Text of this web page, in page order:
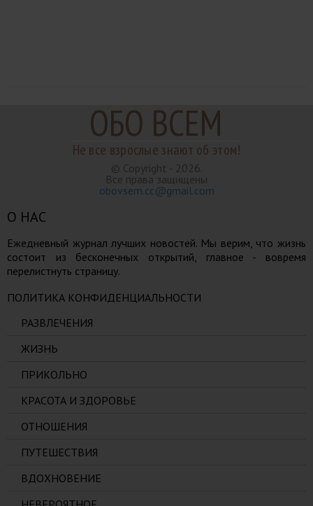
ОБО ВСЕМ
Не все взрослые знают об этом!
© Copyright - 2026.
Все права защищены
obovsem.cc@gmail.com
О НАС
Ежедневный журнал лучших новостей. Мы верим, что жизнь
состоит из бесконечных открытий, главное - вовремя
перелистнуть страницу.
ПОЛИТИКА КОНФИДЕНЦИАЛЬНОСТИ
РАЗВЛЕЧЕНИЯ
ЖИЗНЬ
ПРИКОЛЬНО
КРАСОТА И ЗДОРОВЬЕ
ОТНОШЕНИЯ
ПУТЕШЕСТВИЯ
ВДОХНОВЕНИЕ